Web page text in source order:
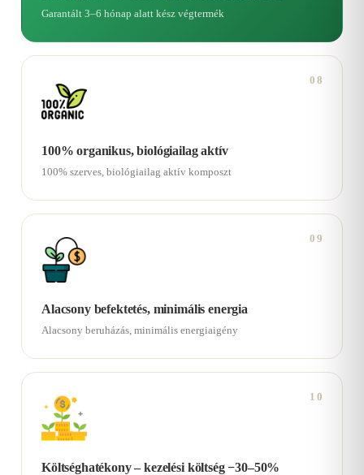
Garantált 3–6 hónap alatt kész végtermék
08
100% organikus, biológiailag aktív
100% szerves, biológiailag aktív komposzt
09
Alacsony befektetés, minimális energia
Alacsony beruházás, minimális energiaigény
10
Költséghatékony – kezelési költség −30–50%